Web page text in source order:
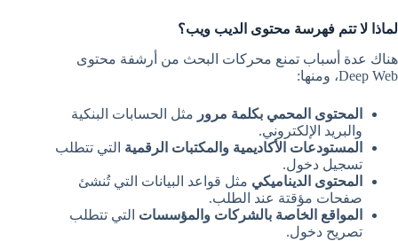
لماذا لا تتم فهرسة محتوى الديب ويب؟
هناك عدة أسباب تمنع محركات البحث من أرشفة محتوى
Deep Web، ومنها:
المحتوى المحمي بكلمة مرور مثل الحسابات البنكية
والبريد الإلكتروني.
المستودعات الأكاديمية والمكتبات الرقمية التي تتطلب
تسجيل دخول.
المحتوى الديناميكي مثل قواعد البيانات التي تُنشئ
صفحات مؤقتة عند الطلب.
المواقع الخاصة بالشركات والمؤسسات التي تتطلب
تصريح دخول.